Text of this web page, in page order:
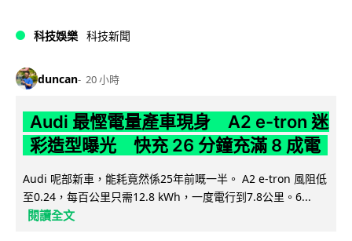
科技娛樂 科技新聞
duncan 20 小時
Audi 最慳電量產車現身 A2 e-tron 迷
彩造型曝光 快充 26 分鐘充滿 8 成電
Audi 呢部新車，能耗竟然係25年前嘅一半。 A2 e-tron 風阻低
至0.24，每百公里只需12.8 kWh，一度電行到7.8公里。6...
閱讀全文